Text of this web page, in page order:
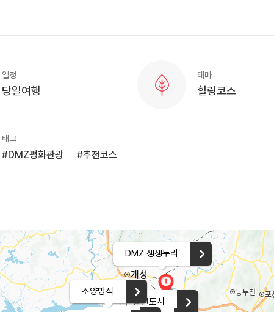
일정
당일여행
테마
힐링코스
태그
#DMZ평화관광 #추천코스
DMZ 생생누리
파주 출판도시
조양방직